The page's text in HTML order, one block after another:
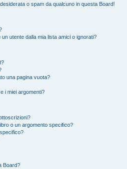
o spam da qualcuno in questa Board!
utente dalla mia lista amici o ignorati?
una pagina vuota?
i miei argomenti?
o un argomento specifico?
Board?